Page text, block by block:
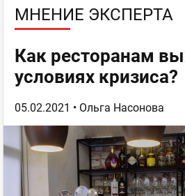
МНЕНИЕ ЭКСПЕРТА
Как ресторанам
условиях кризиса?
05.02.2021 • Ольга Насонова